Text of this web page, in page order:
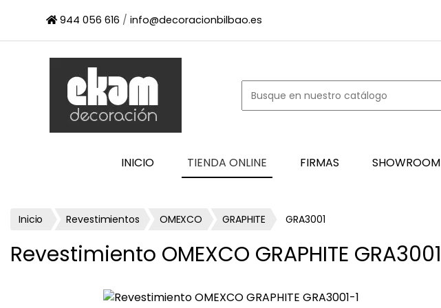
944 056 616 / info@decoracionbilbao.es
INICIO TIENDA ONLINE FIRMAS SHOWROOM
INICIO
SHOWROOM
ESCAPARATES
CONTACTO
Inicio Revestimientos OMEXCO GRAPHITE GRA3001
Revestimiento OMEXCO GRAPHITE GRA3001